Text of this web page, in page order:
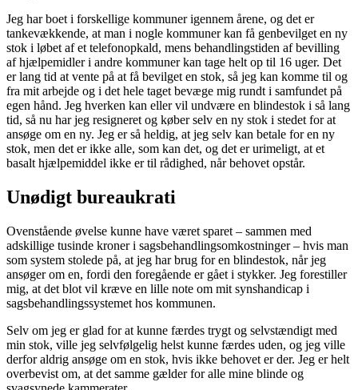
Jeg har boet i forskellige kommuner igennem årene, og det er
tankevækkende, at man i nogle kommuner kan få genbevilget en ny
stok i løbet af et telefonopkald, mens behandlingstiden af bevilling
af hjælpemidler i andre kommuner kan tage helt op til 16 uger. Det
er lang tid at vente på at få bevilget en stok, så jeg kan komme til og
fra mit arbejde og i det hele taget bevæge mig rundt i samfundet på
egen hånd. Jeg hverken kan eller vil undvære en blindestok i så lang
tid, så nu har jeg resigneret og køber selv en ny stok i stedet for at
ansøge om en ny. Jeg er så heldig, at jeg selv kan betale for en ny
stok, men det er ikke alle, som kan det, og det er urimeligt, at et
basalt hjælpemiddel ikke er til rådighed, når behovet opstår.
Unødigt bureaukrati
Ovenstående øvelse kunne have været sparet – sammen med
adskillige tusinde kroner i sagsbehandlingsomkostninger – hvis man
som system stolede på, at jeg har brug for en blindestok, når jeg
ansøger om en, fordi den foregående er gået i stykker. Jeg forestiller
mig, at det blot vil kræve en lille note om mit synshandicap i
sagsbehandlingssystemet hos kommunen.
Selv om jeg er glad for at kunne færdes trygt og selvstændigt med
min stok, ville jeg selvfølgelig helst kunne færdes uden, og jeg ville
derfor aldrig ansøge om en stok, hvis ikke behovet er der. Jeg er helt
overbevist om, at det samme gælder for alle mine blinde og